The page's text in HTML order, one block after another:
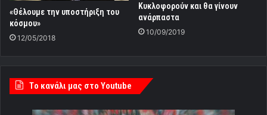
«Θέλουμε την υποστήριξη του
κόσμου»
12/05/2018
Κυκλοφορούν και θα γίνουν
ανάρπαστα
10/09/2019
Tο κανάλι μας στο Youtube